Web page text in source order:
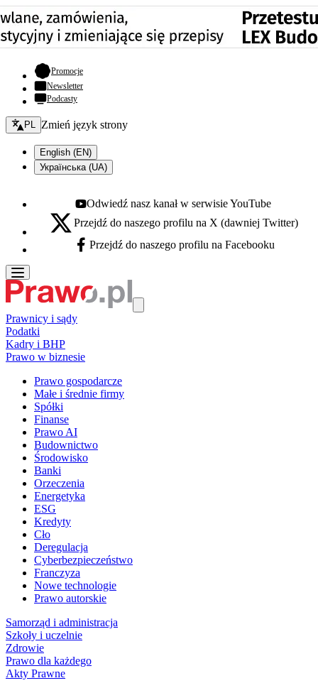
Promocje- otwiera się w nowej karcie
Newsletter
Podcasty
Zmień język - bieżący:
PL Zmień język strony
English (EN)
Українська (UA)
Youtube - otwiera się w nowej karcie
Odwiedź nasz kanał w serwisie YouTube
X - otwiera się w nowej karcie
Przejdź do naszego profilu na X (dawniej Twitter)
Facebook - otwiera się w nowej karcie
Przejdź do naszego profilu na Facebooku
Prawnicy i sądy
Podatki
Kadry i BHP
Prawo w biznesie
Prawo gospodarcze
Małe i średnie firmy
Spółki
Finanse
Prawo AI
Budownictwo
Środowisko
Banki
Orzeczenia
Energetyka
ESG
Kredyty
Cło
Deregulacja
Cyberbezpieczeństwo
Franczyza
Nowe technologie
Prawo autorskie
Samorząd i administracja
Szkoły i uczelnie
Zdrowie
Prawo dla każdego
Akty Prawne